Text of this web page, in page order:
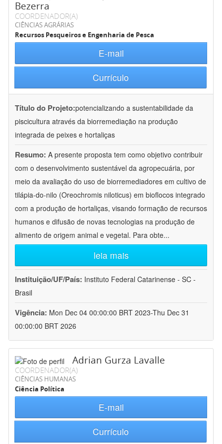
Bezerra
COORDENADOR(A)
CIÊNCIAS AGRÁRIAS
Recursos Pesqueiros e Engenharia de Pesca
E-mail
Currículo
Título do Projeto:potencializando a sustentabilidade da
piscicultura através da biorremediação na produção
integrada de peixes e hortaliças
Resumo: A presente proposta tem como objetivo contribuir
com o desenvolvimento sustentável da agropecuária, por
meio da avaliação do uso de biorremediadores em cultivo de
tilápia-do-nilo (Oreochromis niloticus) em bioflocos integrado
com a produção de hortaliças, visando formação de recursos
humanos e difusão de novas tecnologias na produção de
alimento de origem animal e vegetal. Para obte...
leia mais
Instituição/UF/País: Instituto Federal Catarinense - SC -
Brasil
Vigência: Mon Dec 04 00:00:00 BRT 2023-Thu Dec 31
00:00:00 BRT 2026
Adrian Gurza Lavalle
COORDENADOR(A)
CIÊNCIAS HUMANAS
Ciência Política
E-mail
Currículo